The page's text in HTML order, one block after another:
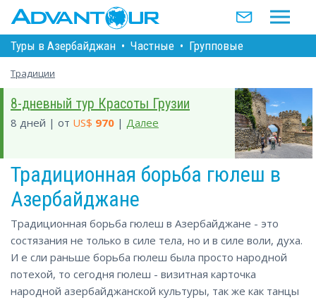
Туры в Азербайджан • Частные • Групповые
Традиции
8-дневный тур Красоты Грузии
8 дней | от US$ 970 | Далее
Традиционная борьба гюлеш в
Азербайджане
Традиционная борьба гюлеш в Азербайджане - это
состязания не только в силе тела, но и в силе воли, духа.
И е сли раньше борьба гюлеш была просто народной
потехой, то сегодня гюлеш - визитная карточка
народной азербайджанской культуры, так же как танцы